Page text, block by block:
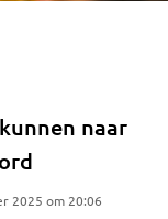
naar
2025 om 20:06